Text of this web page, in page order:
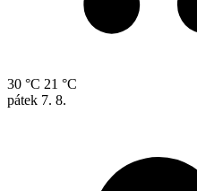
30 °C 21 °C
pátek 7. 8.